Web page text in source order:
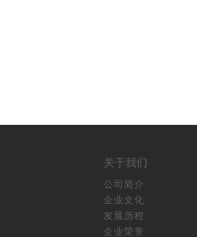
关于我们
公司简介
企业文化
发展历程
企业荣誉